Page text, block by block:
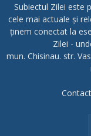
Subiectul Zilei este
cele mai actuale și
ținem conectat la
Zilei -
mun. Chisinau. str.